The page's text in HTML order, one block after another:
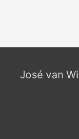
José van